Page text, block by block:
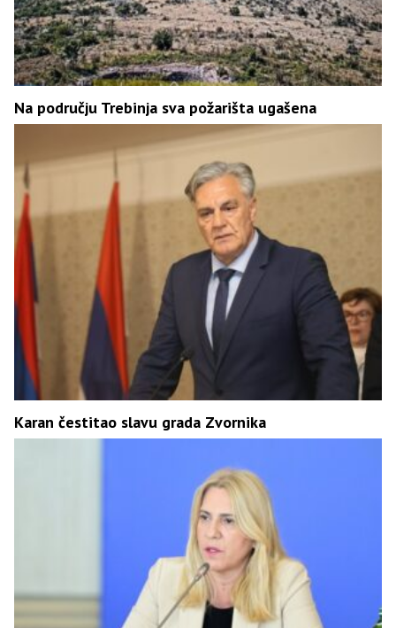
Na području Trebinja sva požarišta ugašena
Karan čestitao slavu grada Zvornika